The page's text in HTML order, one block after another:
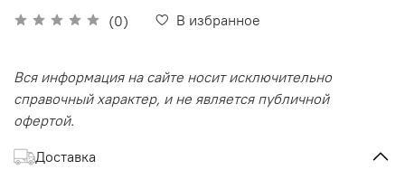
(0) В избранное
Вся информация на сайте носит исключительно
справочный характер, и не является публичной
офертой.
Доставка